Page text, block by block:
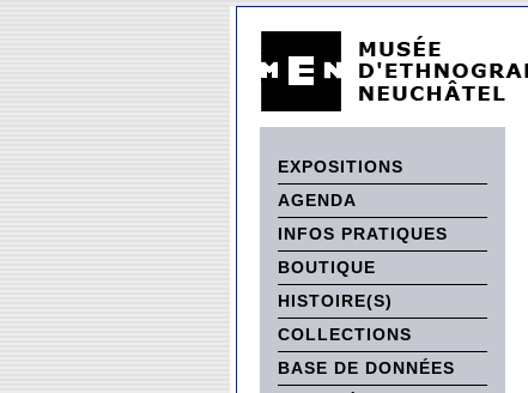
EXPOSITIONS
AGENDA
INFOS PRATIQUES
BOUTIQUE
HISTOIRE(S)
COLLECTIONS
BASE DE DONNÉES